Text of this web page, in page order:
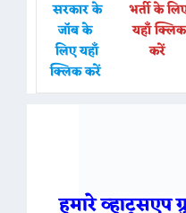
सरकार के
जॉब के
लिए यहाँ
क्लिक करें
भर्ती के
यहाँ क्लिक
करें
हमारे व्हाट्सएप